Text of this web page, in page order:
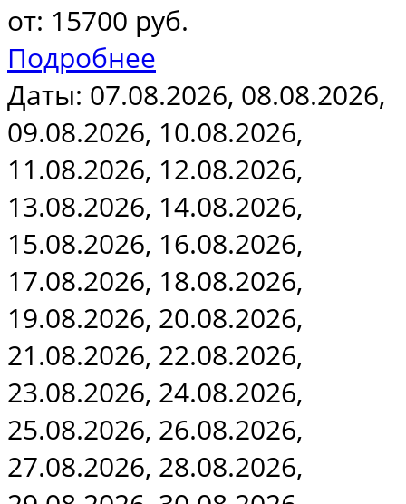
от: 15700 руб.
Подробнее
Даты: 07.08.2026, 08.08.2026,
09.08.2026, 10.08.2026,
11.08.2026, 12.08.2026,
13.08.2026, 14.08.2026,
15.08.2026, 16.08.2026,
17.08.2026, 18.08.2026,
19.08.2026, 20.08.2026,
21.08.2026, 22.08.2026,
23.08.2026, 24.08.2026,
25.08.2026, 26.08.2026,
27.08.2026, 28.08.2026,